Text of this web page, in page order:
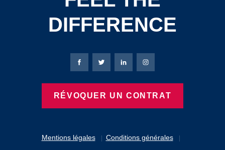
DIFFERENCE
Mentions légales Conditions générales
Page Facebook de Bierbaum-Proenen
Page X de Bierbaum-Proenen
Page LinkedIn de
Page Instagram de
RÉVOQUER UN CONTRAT